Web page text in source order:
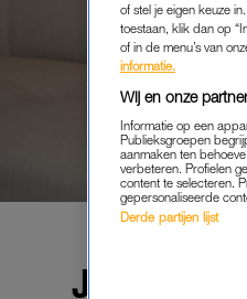
JESSICA
of stel je eigen keuze
toestaan, klik dan op
of in de menu’s van
informatie.
Wij en onze
Informatie op een
Publieksgroepen
aanmaken ten
verbeteren. Profielen
content te selecteren.
gepersonaliseerde
Derde partijen lijst